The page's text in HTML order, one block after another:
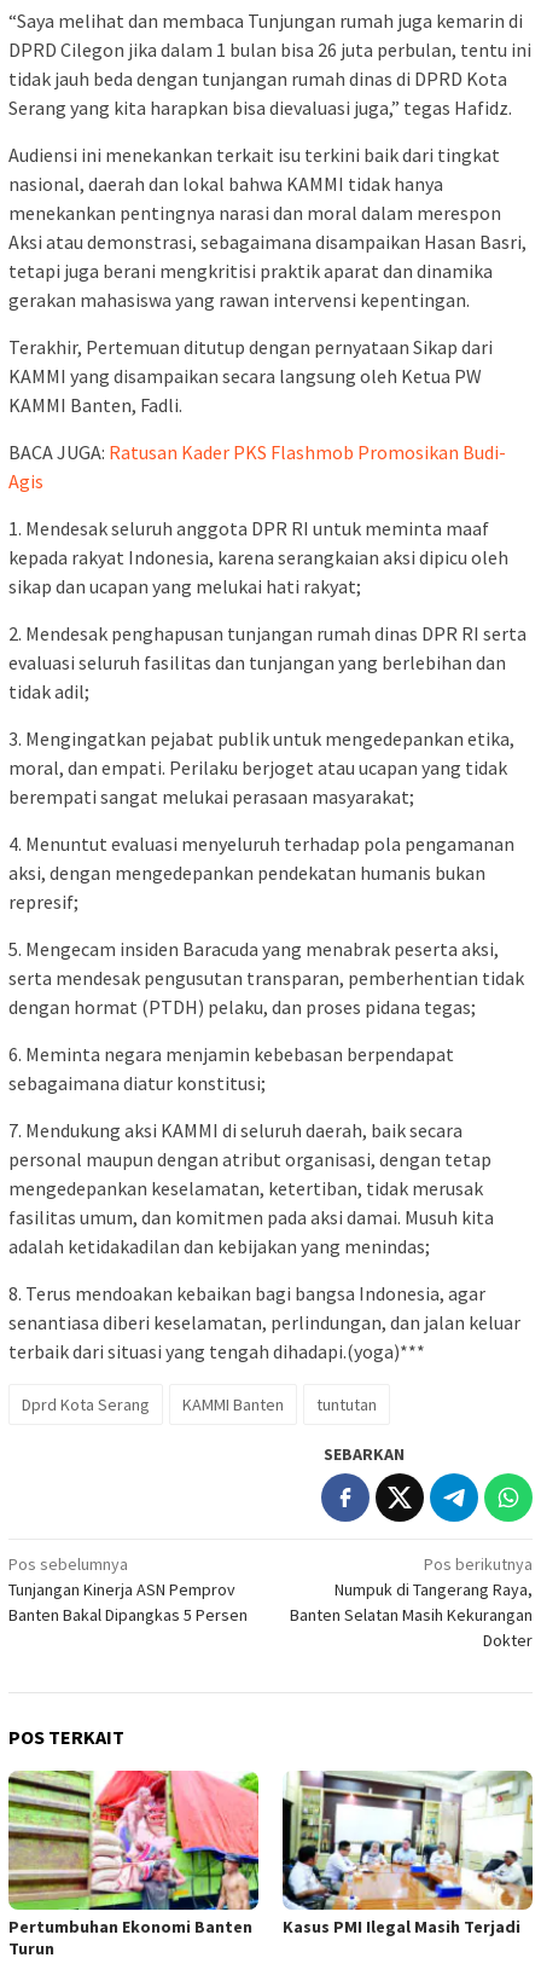
“Saya melihat dan membaca Tunjungan rumah juga kemarin di
DPRD Cilegon jika dalam 1 bulan bisa 26 juta perbulan, tentu ini
tidak jauh beda dengan tunjangan rumah dinas di DPRD Kota
Serang yang kita harapkan bisa dievaluasi juga,” tegas Hafidz.
Audiensi ini menekankan terkait isu terkini baik dari tingkat
nasional, daerah dan lokal bahwa KAMMI tidak hanya
menekankan pentingnya narasi dan moral dalam merespon
Aksi atau demonstrasi, sebagaimana disampaikan Hasan Basri,
tetapi juga berani mengkritisi praktik aparat dan dinamika
gerakan mahasiswa yang rawan intervensi kepentingan.
Terakhir, Pertemuan ditutup dengan pernyataan Sikap dari
KAMMI yang disampaikan secara langsung oleh Ketua PW
KAMMI Banten, Fadli.
BACA JUGA: Ratusan Kader PKS Flashmob Promosikan Budi-
Agis
1. Mendesak seluruh anggota DPR RI untuk meminta maaf
kepada rakyat Indonesia, karena serangkaian aksi dipicu oleh
sikap dan ucapan yang melukai hati rakyat;
2. Mendesak penghapusan tunjangan rumah dinas DPR RI serta
evaluasi seluruh fasilitas dan tunjangan yang berlebihan dan
tidak adil;
3. Mengingatkan pejabat publik untuk mengedepankan etika,
moral, dan empati. Perilaku berjoget atau ucapan yang tidak
berempati sangat melukai perasaan masyarakat;
4. Menuntut evaluasi menyeluruh terhadap pola pengamanan
aksi, dengan mengedepankan pendekatan humanis bukan
represif;
5. Mengecam insiden Baracuda yang menabrak peserta aksi,
serta mendesak pengusutan transparan, pemberhentian tidak
dengan hormat (PTDH) pelaku, dan proses pidana tegas;
6. Meminta negara menjamin kebebasan berpendapat
sebagaimana diatur konstitusi;
7. Mendukung aksi KAMMI di seluruh daerah, baik secara
personal maupun dengan atribut organisasi, dengan tetap
mengedepankan keselamatan, ketertiban, tidak merusak
fasilitas umum, dan komitmen pada aksi damai. Musuh kita
adalah ketidakadilan dan kebijakan yang menindas;
8. Terus mendoakan kebaikan bagi bangsa Indonesia, agar
senantiasa diberi keselamatan, perlindungan, dan jalan keluar
terbaik dari situasi yang tengah dihadapi.(yoga)***
Dprd Kota Serang KAMMI Banten tuntutan
SEBARKAN
Navigasi
pos
Pos sebelumnya
Tunjangan Kinerja ASN Pemprov
Banten Bakal Dipangkas 5 Persen
Pos berikutnya
Numpuk di Tangerang Raya,
Banten Selatan Masih Kekurangan
Dokter
POS TERKAIT
Pertumbuhan Ekonomi Banten
Turun
Kasus PMI Ilegal Masih Terjadi